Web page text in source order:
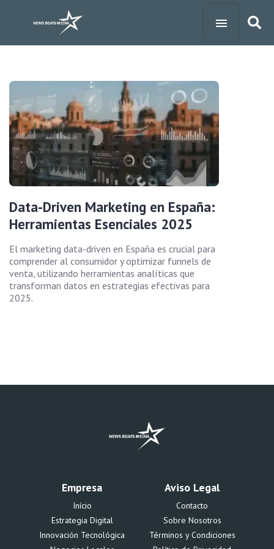
Data-Driven Marketing en España:
Herramientas Esenciales 2025
El marketing data-driven en España es crucial para
comprender al consumidor y optimizar funnels de
venta, utilizando herramientas analíticas que
transforman datos en estrategias efectivas para
2025.
Empresa
Início
Estrategia Digital
Innovación Tecnológica
Aviso Legal
Contacto
Sobre Nosotros
Términos y Condiciones